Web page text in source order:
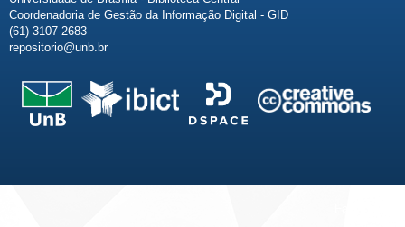
Coordenadoria de Gestão da Informação Digital - GID
(61) 3107-2683
repositorio@unb.br